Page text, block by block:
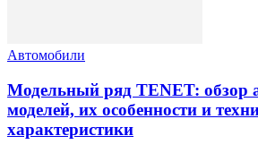
Автомобили
Модельный ряд TENET: обзор
моделей, их особенности и
характеристики